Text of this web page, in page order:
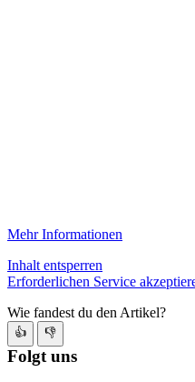
Mehr Informationen
Inhalt entsperren
Erforderlichen Service
Wie fandest du den Artikel?
👍 👎
Folgt uns